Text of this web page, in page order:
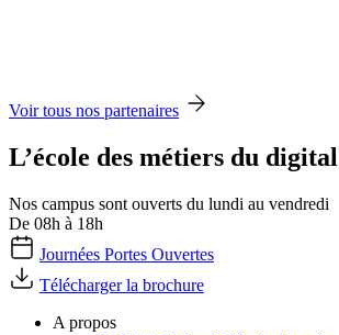
Voir tous nos partenaires
L’école des métiers du digital
Nos campus sont ouverts du lundi au vendredi
De 08h à 18h
Journées Portes Ouvertes
Télécharger la brochure
A propos